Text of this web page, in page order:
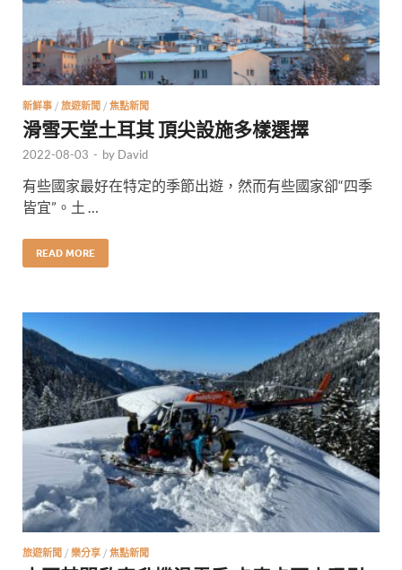
新鮮事 / 旅遊新聞 / 焦點新聞
滑雪天堂土耳其 頂尖設施多樣選擇
2022-08-03 - by David
有些國家最好在特定的季節出遊，然而有些國家卻“四季
皆宜”。土 …
READ MORE
旅遊新聞 / 樂分享 / 焦點新聞